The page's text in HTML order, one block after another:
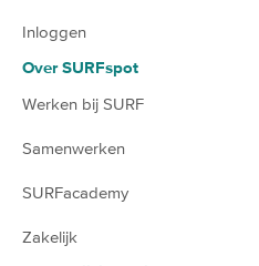
Inloggen
Over SURFspot
Werken bij SURF
Samenwerken
SURFacademy
Zakelijk